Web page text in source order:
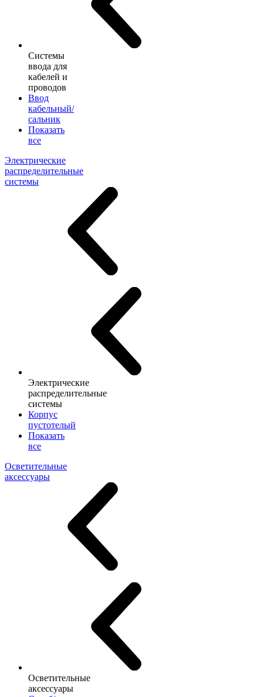
Системы
ввода для
кабелей и
проводов
Ввод
кабельный/
сальник
Показать
все
Электрические
распределительные
системы
Электрические
распределительные
системы
Корпус
пустотелый
Показать
все
Осветительные
аксессуары
Осветительные
аксессуары